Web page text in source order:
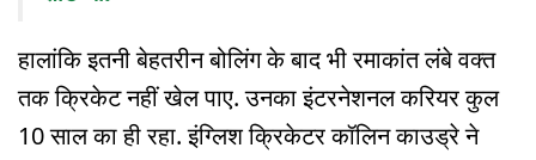
हालांकि इतनी बेहतरीन बोलिंग के बाद भी रमाकांत लंबे वक्त
तक क्रिकेट नहीं खेल पाए. उनका इंटरनेशनल करियर कुल
10 साल का ही रहा. इंग्लिश क्रिकेटर कॉलिन काउड्रे ने